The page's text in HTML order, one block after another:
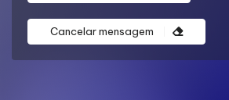
Cancelar mensagem